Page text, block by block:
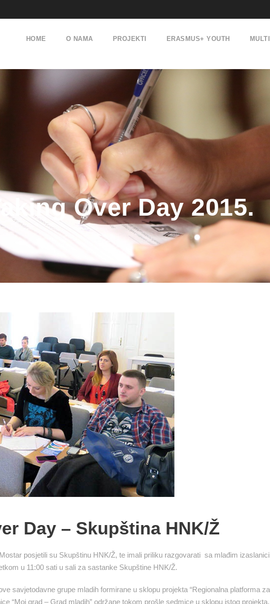
HOME O NAMA PROJEKTI ERASMUS+ YOUTH
Over Day 2015.
Day – Skupština HNK/Ž
posjetili su Skupštinu HNK/Ž, te imali priliku razgovarati sa mlađim
u 11:00 sati u sali za sastanke Skupštine HNK/Ž.
savjetodavne grupe mladih formirane u sklopu projekta “Regionalna platforma
“Moj grad – Grad mladih” održane tokom prošle sedmice u sklopu istog